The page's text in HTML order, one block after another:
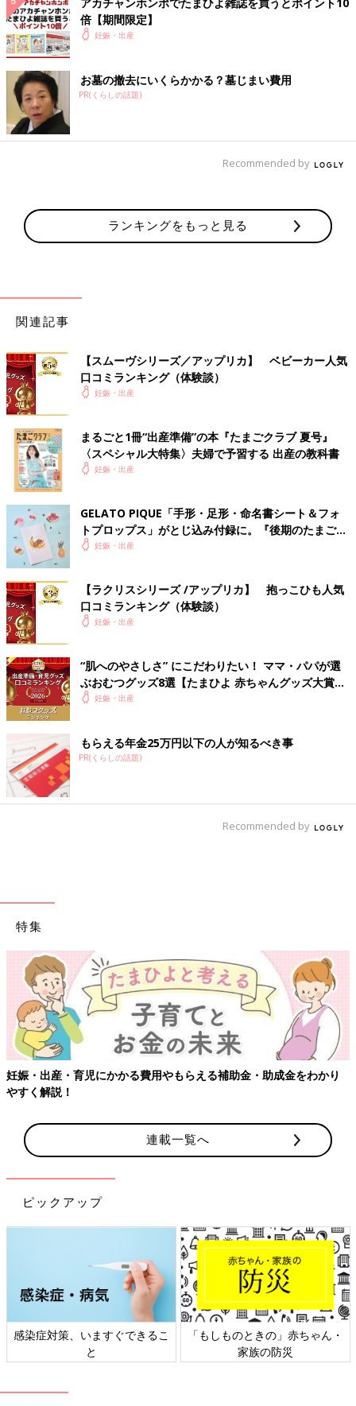
アカチャンホンポでたまひよ雑誌を買うとポイント10
倍【期間限定】
妊娠・出産
お墓の撤去にいくらかかる？墓じまい費用
PR(くらしの話題)
Recommended by
ランキングをもっと見る
関連記事
【スムーヴシリーズ／アップリカ】 ベビーカー人気
口コミランキング（体験談）
妊娠・出産
まるごと1冊“出産準備”の本『たまごクラブ 夏号』
〈スペシャル大特集〉夫婦で予習する 出産の教科書
妊娠・出産
GELATO PIQUE「手形・足形・命名書シート＆フォ
トプロップス」がとじ込み付録に。『後期のたまごク
ラブ』春号が発売中！
妊娠・出産
【ラクリスシリーズ /アップリカ】 抱っこひも人気
口コミランキング（体験談）
妊娠・出産
“肌へのやさしさ” にこだわりたい！ ママ・パパが選
ぶおむつグッズ8選【たまひよ 赤ちゃんグッズ大賞
2026】
妊娠・出産
もらえる年金25万円以下の人が知るべき事
PR(くらしの話題)
Recommended by
特集
わかり 【ワクチン接種できるものも】妊婦の感染症対策、知っ
連載一覧へ
ピックアップ
赤ちゃん・
日本外来小児科学会リーフレッ
六星占術 細木かお